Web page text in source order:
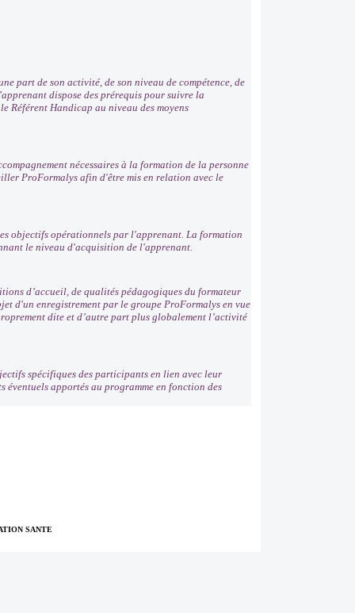
part de son activité, de son niveau de compétence, de
dispose des prérequis pour suivre la
Référent Handicap au niveau des moyens
nécessaires à la formation de la personne
ProFormalys afin d'être mis en relation avec le
objectifs opérationnels par l'apprenant. La formation
le niveau d'acquisition de l'apprenant.
d’accueil, de qualités pédagogiques du formateur
d'un enregistrement par le groupe ProFormalys en vue
dite et d’autre part plus globalement l’activité
spécifiques des participants en lien avec leur
éventuels apportés au programme en fonction des
SANTE